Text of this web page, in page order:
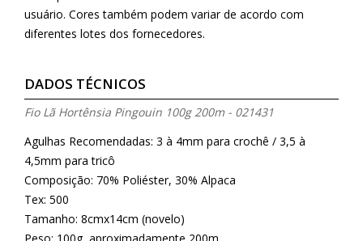
usuário. Cores também podem variar de acordo com
diferentes lotes dos fornecedores.
DADOS TÉCNICOS
Fio Lã Hortênsia Pingouin 100g 200m - 021431
Agulhas Recomendadas: 3 à 4mm para crochê / 3,5 à
4,5mm para tricô
Composição: 70% Poliéster, 30% Alpaca
Tex: 500
Tamanho: 8cmx14cm (novelo)